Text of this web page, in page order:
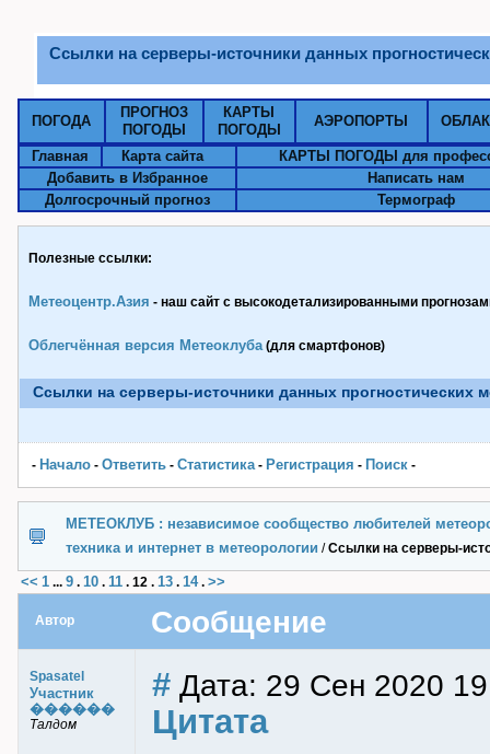
Ссылки на серверы-источники данных
ПОГОДА
ПРОГНОЗ
ПОГОДЫ
КАРТЫ
ПОГОДЫ
АЭРОПОРТЫ
Главная Карта сайта
КАРТЫ ПОГОДЫ для
Добавить в Избранное
Написать нам
Долгосрочный прогноз
Термограф
Полезные ссылки:
Метеоцентр.Азия - наш сайт с высокодетализированными
Облегчённая версия Метеоклуба(для смартфонов)
Ссылки на серверы-источники данных прогностических
- Начало - Ответить - Статистика- Pегистрация - Поиск -
МЕТЕОКЛУБ : независимое сообщество любителей
техника и интернет в метеорологии /Ссылки на серверы-
<< 1 ... 9 . 10 . 11 . 12 . 13 . 14. >>
Автор Сообщение
Spasatel
Участник
������
Талдом
# Дата: 29 Сен 2020
Цитата